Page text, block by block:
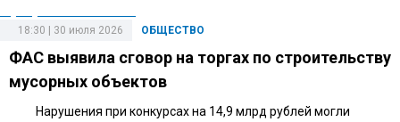
ОБЩЕСТВО
18:30 | 30 июля 2026
ФАС выявила сговор на торгах по строительству
мусорных объектов
Нарушения при конкурсах на 14,9 млрд рублей могли